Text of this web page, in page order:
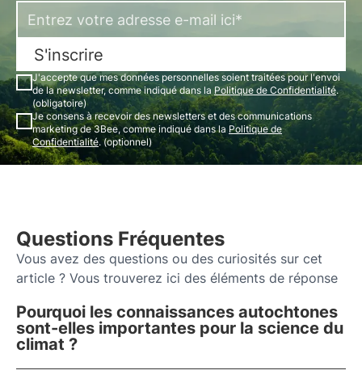
S'inscrire
J'accepte que mes données personnelles soient traitées pour l'envoi
de la newsletter, comme indiqué dans la Politique de Confidentialité.
(obligatoire)
Je consens à recevoir des newsletters et des communications
marketing de 3Bee, comme indiqué dans la Politique de
Confidentialité. (optionnel)
Questions Fréquentes
Vous avez des questions ou des curiosités sur cet
article ? Vous trouverez ici des éléments de réponse
Pourquoi les connaissances autochtones
sont-elles importantes pour la science du
climat ?